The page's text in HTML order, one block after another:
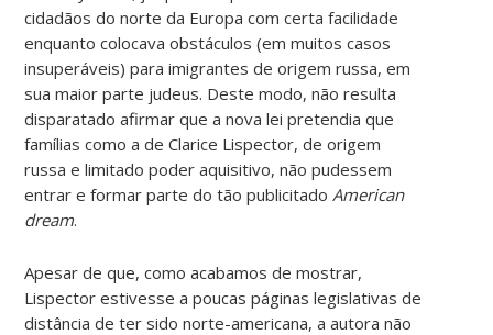
cidadãos do norte da Europa com certa facilidade
enquanto colocava obstáculos (em muitos casos
insuperáveis) para imigrantes de origem russa, em
sua maior parte judeus. Deste modo, não resulta
disparatado afirmar que a nova lei pretendia que
famílias como a de Clarice Lispector, de origem
russa e limitado poder aquisitivo, não pudessem
entrar e formar parte do tão publicitado American
dream.
Apesar de que, como acabamos de mostrar,
Lispector estivesse a poucas páginas legislativas de
distância de ter sido norte-americana, a autora não